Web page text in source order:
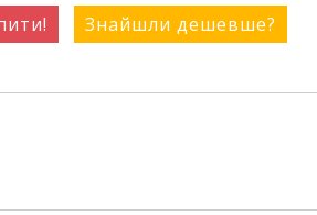
Знайшли дешевше?